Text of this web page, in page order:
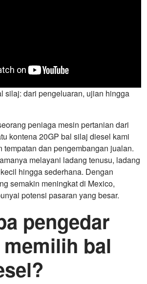
silaj: dari pengeluaran, ujian hingga
peniaga mesin pertanian dari
kontena 20GP bal silaj diesel kami
tempatan dan pengembangan jualan.
melayani ladang tenusu, ladang
hingga sederhana. Dengan
semakin meningkat di Mexico,
potensi pasaran yang besar.
pengedar
bal